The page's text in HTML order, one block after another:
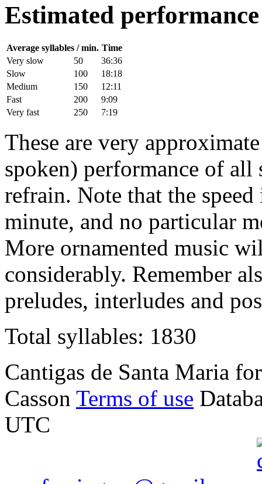
Estimated
Average syllables / min. Time
Very slow
50
36:36
Slow
100
18:18
Medium
150
12:11
Fast
200
9:09
Very fast
250 7:19
These are very
spoken) performance of all
refrain. Note that the
minute, and no particular
More ornamented music
considerably. Remember
preludes, interludes and
Total syllables: 1830
Cantigas de Santa Maria
Casson Terms of use
UTC